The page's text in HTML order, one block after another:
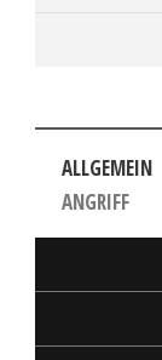
ALLGEMEIN
ANGRIFF